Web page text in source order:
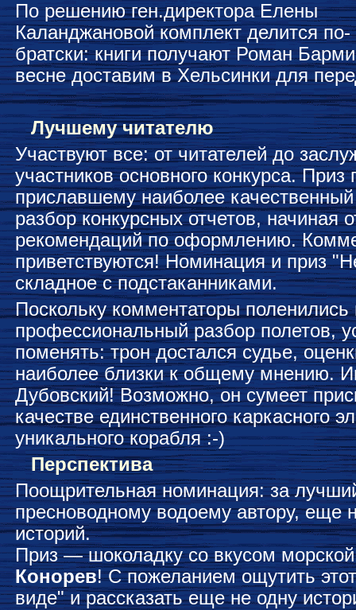
По решению ген.директора Елены
Каланджановой комплект делится по-
братски: книги получают Роман
весне доставим в Хельсинки для
Лучшему читателю
Участвуют все: от читателей до
участников основного конкурса. Приз
приславшему наиболее
разбор конкурсных отчетов, начиная
рекомендаций по оформлению.
приветствуются! Номинация и приз
складное с подстаканниками.
Поскольку комментаторы поленились
профессиональный разбор полетов,
поменять: трон достался судье,
наиболее близки к общему мнению.
Дубовский! Возможно, он сумеет
качестве единственного каркасного
уникального корабля :-)
Перспектива
Поощрительная номинация: за
пресноводному водоему автору,
историй.
Приз — шоколадку со вкусом
Конорев! С пожеланием ощутить
виде" и рассказать еще не одну